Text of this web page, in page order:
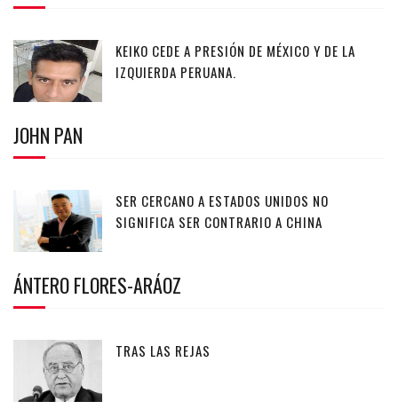
KEIKO CEDE A PRESIÓN DE MÉXICO Y DE LA
IZQUIERDA PERUANA.
JOHN PAN
SER CERCANO A ESTADOS UNIDOS NO
SIGNIFICA SER CONTRARIO A CHINA
ÁNTERO FLORES-ARÁOZ
TRAS LAS REJAS